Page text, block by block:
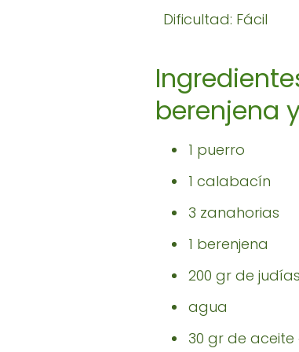
Dificultad: Fácil
berenjena
1 puerro
1 calabacín
3 zanahorias
1 berenjena
200 gr de
agua
30 gr de